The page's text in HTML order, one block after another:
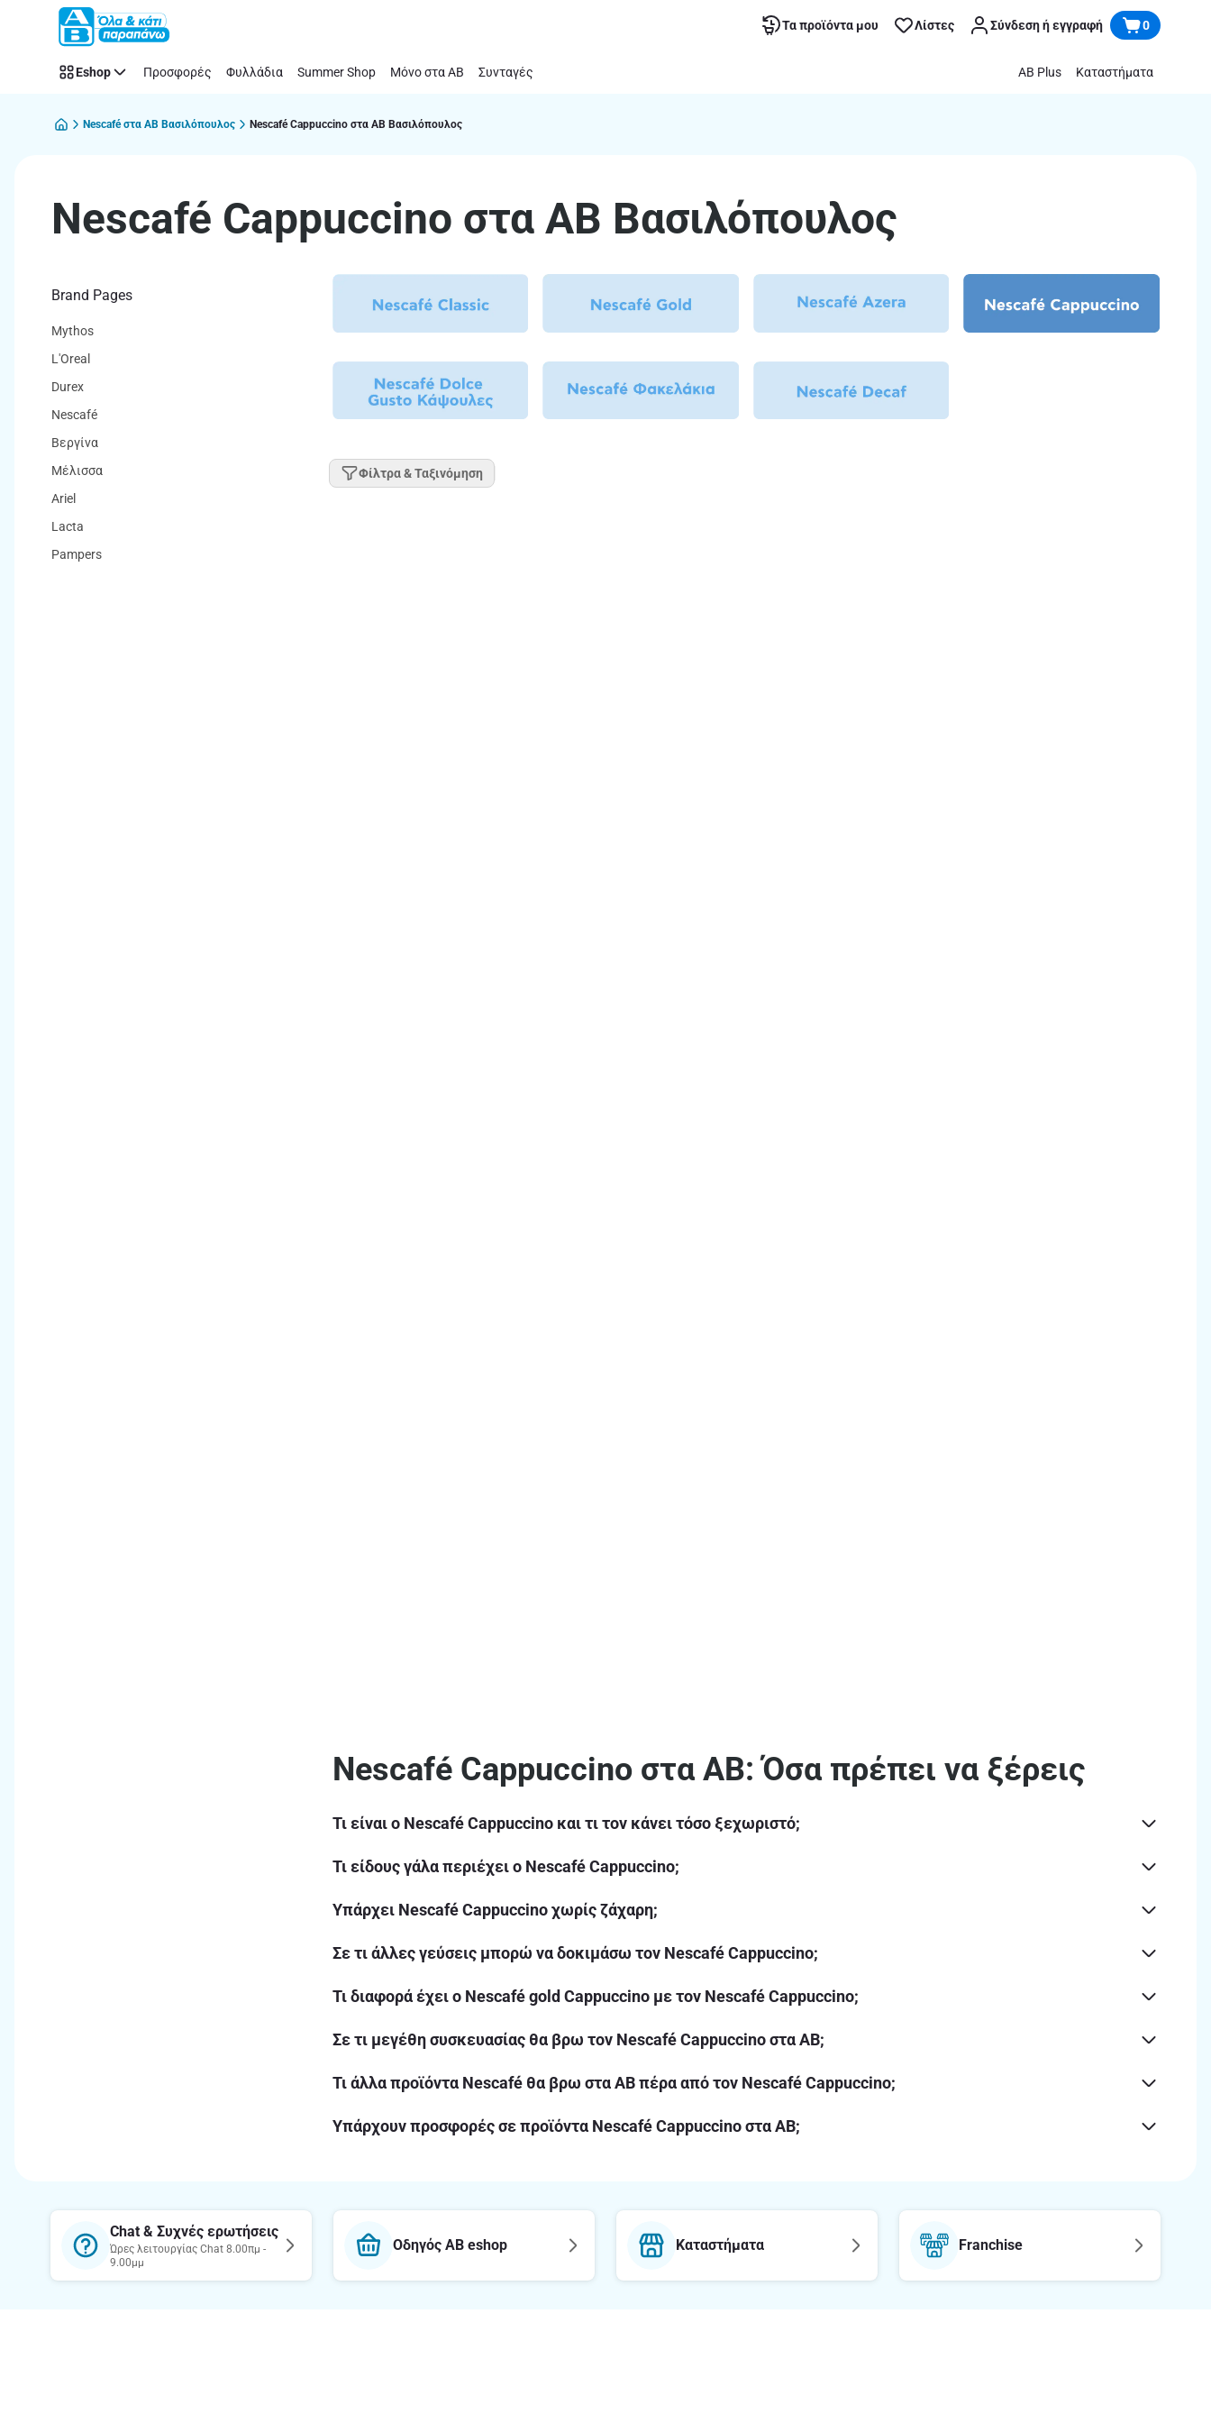
Παράλειψη
Cappuccino
supermarket
Βασιλόπουλος
Τα προϊόντα μου Λίστες Σύνδεση ή εγγραφή 0
Eshop Προσφορές Φυλλάδια Summer Shop Μόνο στα ΑΒ Συνταγές AB Plus Καταστήματα
Nescafé στα ΑΒ Βασιλόπουλος Nescafé Cappuccino στα ΑΒ Βασιλόπουλος
Nescafé Cappuccino στα ΑΒ Βασιλόπουλος
Brand Pages
Mythos
L'Oreal
Durex
Nescafé
Βεργίνα
Μέλισσα
Ariel
Lacta
Pampers
Φίλτρα & Ταξινόμηση
Νescafé Cappuccino στα ΑΒ: Όσα πρέπει να ξέρεις
Τι είναι ο Nescafé Cappuccino και τι τον κάνει τόσο ξεχωριστό;
Τι είδους γάλα περιέχει ο Nescafé Cappuccino;
Υπάρχει Nescafé Cappuccino χωρίς ζάχαρη;
Σε τι άλλες γεύσεις μπορώ να δοκιμάσω τον Nescafé Cappuccino;
Τι διαφορά έχει ο Nescafé gold Cappuccino με τον Nescafé Cappuccino;
Σε τι μεγέθη συσκευασίας θα βρω τον Nescafé Cappuccino στα ΑΒ;
Τι άλλα προϊόντα Nescafé θα βρω στα ΑΒ πέρα από τον Nescafé Cappuccino;
Υπάρχουν προσφορές σε προϊόντα Nescafé Cappuccino στα ΑΒ;
Chat & Συχνές ερωτήσεις
Ώρες λειτουργίας Chat 8.00πμ -
9.00μμ
Οδηγός AB eshop Καταστήματα Franchise